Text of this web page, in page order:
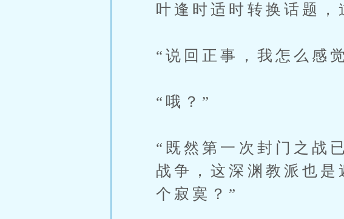
叶逢时适时转换话题，
“说回正事，我怎么感
“哦？”
“既然第一次封门之战
战争，这深渊教派也
个寂寞？”